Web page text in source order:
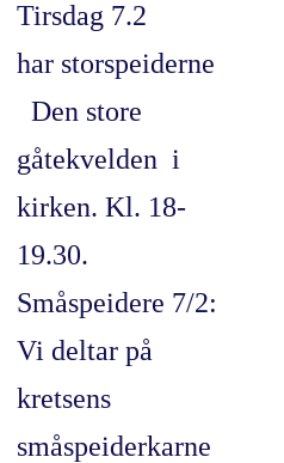
Tirsdag 7.2
har storspeiderne
Den store
gåtekvelden i
kirken. Kl. 18-
19.30.
Småspeidere 7/2:
Vi deltar på
kretsens
småspeiderkarne